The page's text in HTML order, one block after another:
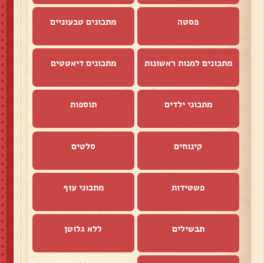
פסטה מתכונים טבעוניים
מתכונים למנות ראשונות מתכונים דיאטטים
מתכוני ילדים תוספות
קינוחים סלטים
פשטידות מתכוני עוף
תבשילים ללא גלוטן